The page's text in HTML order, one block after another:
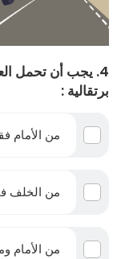
4. يجب أن تحمل
برتقالية :
من الأمام
من الخلف
من الأمام